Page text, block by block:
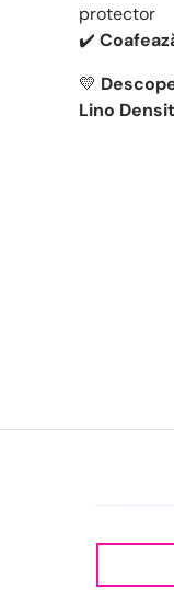
protector
✔️
💛
Lino